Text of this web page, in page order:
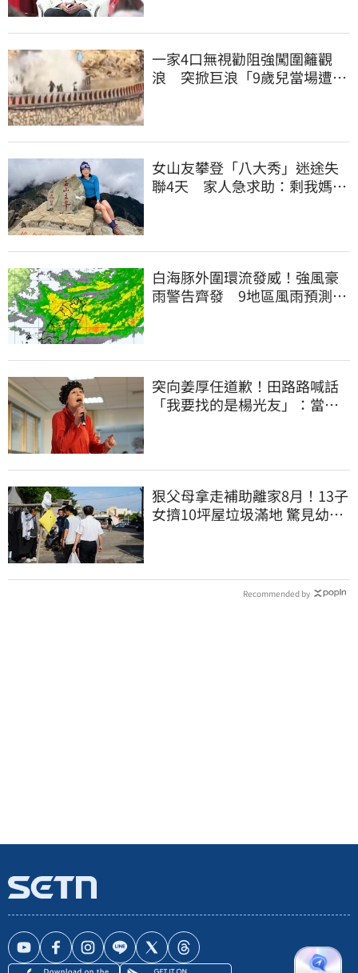
一家4口無視勸阻強闖圍籬觀
浪 突掀巨浪「9歲兒當場遭捲
女山友攀登「八大秀」迷途失
聯4天 家人急求助：剩我媽還
白海豚外圍環流發威！強風豪
雨警告齊發 9地區風雨預測達
突向姜厚任道歉！田路路喊話
「我要找的是楊光友」：當時
狠父母拿走補助離家8月！13子
女擠10坪屋垃圾滿地 驚見幼童
Recommended by